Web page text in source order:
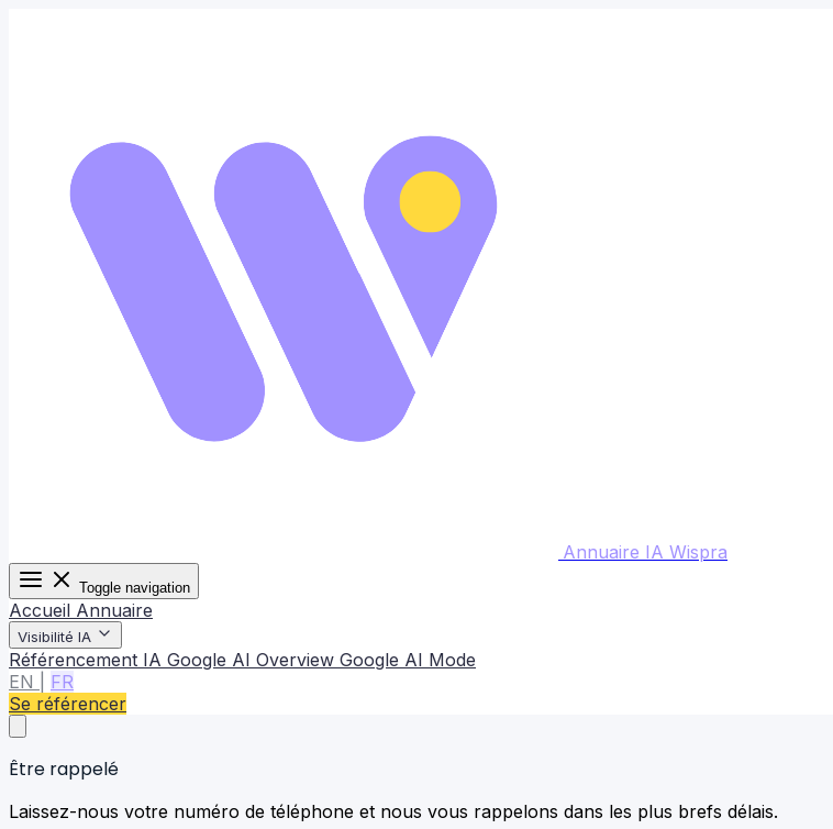
Annuaire IA Wispra
Toggle navigation
Accueil Annuaire
Visibilité IA
Référencement IA Google AI Overview Google AI Mode
EN
FR
Se référencer
Être rappelé
Laissez-nous votre numéro de téléphone et nous vous rappelons dans les plus brefs délais.